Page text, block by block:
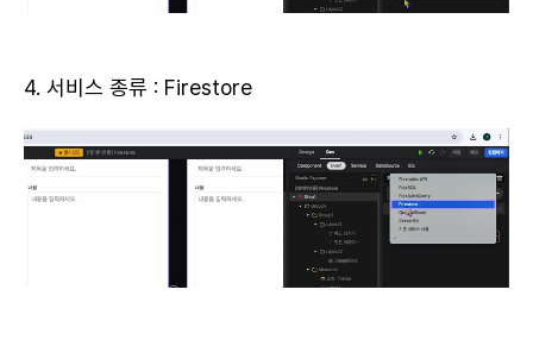
4. 서비스 종류 : Firestore